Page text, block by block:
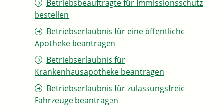
Betriebsbeauftragte für Immissionsschutz
bestellen
Betriebserlaubnis für eine öffentliche
Apotheke beantragen
Betriebserlaubnis für
Krankenhausapotheke beantragen
Betriebserlaubnis für zulassungsfreie
Fahrzeuge beantragen